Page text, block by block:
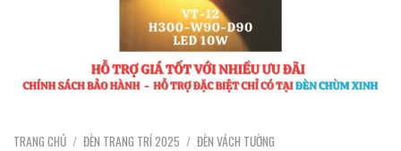
TRANG CHỦ / ĐÈN TRANG TRÍ 2025 / ĐÈN VÁCH TƯỜNG